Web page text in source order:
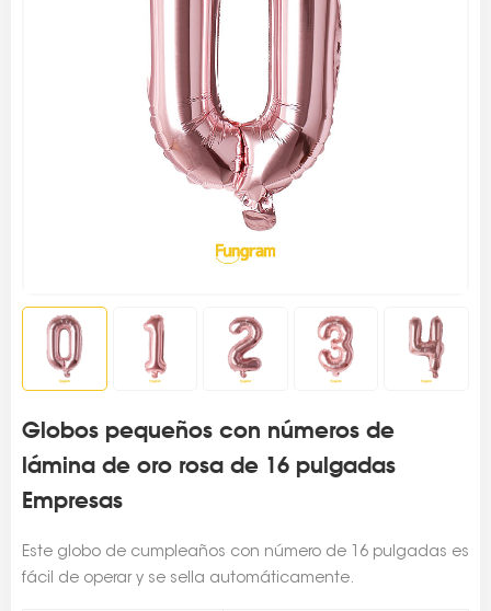
Globos pequeños con números de
lámina de oro rosa de 16 pulgadas
Empresas
Este globo de cumpleaños con número de 16 pulgadas es
fácil de operar y se sella automáticamente.